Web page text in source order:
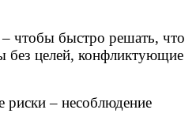
чтобы быстро решать, что
без целей, конфликтующие
риски – несоблюдение